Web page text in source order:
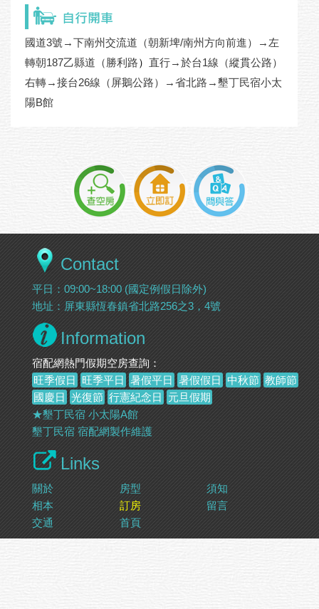
國道3號→下南州交流道（朝新埤/南州方向前進）→左
轉朝187乙縣道（勝利路） 直行→於台1線（縱貫公路）
右轉→接台26線（屏鵝公路）→省北路→墾丁民宿小太
陽B館
Contact
平日：09:00~18:00 (國定例假日除外)
地址：屏東縣恆春鎮省北路256之3，4號
Information
宿配網熱門假期空房查詢：
旺季假日
旺季平日 暑假平日 暑假假日 中秋節 教師節
國慶日 光復節 行憲紀念日
元旦假期
★墾丁民宿 小太陽A館
墾丁民宿 宿配網製作維護
Links
關於 房型
須知
相本
訂房
留言
交通
首頁